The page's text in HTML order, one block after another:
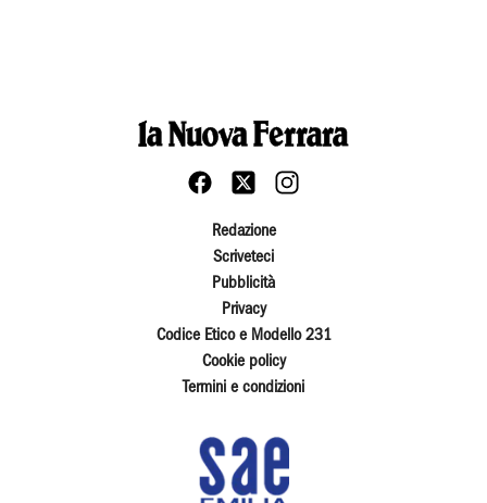
Redazione
Scriveteci
Pubblicità
Privacy
Codice Etico e Modello 231
Cookie policy
Termini e condizioni